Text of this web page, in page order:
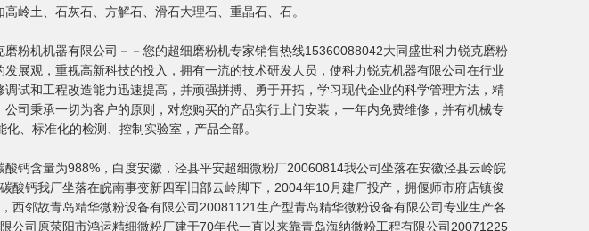
岭土、石灰石、方解石、滑石大理石、重晶石、石。
粉机机器有限公司－－您的超细磨粉机专家销售热线15360088042大同盛世科力锐克磨粉
展观，重视高新科技的投入，拥有一流的技术研发人员，使科力锐克机器有限公司在行业
试和工程改造能力迅速提高，并顽强拼搏、勇于开拓，学习现代企业的科学管理方法，精
司秉承一切为客户的原则，对您购买的产品实行上门安装，一年内免费维修，并有机械专
、标准化的检测、控制实验室，产品全部。
钙含量为988%，白度安徽，泾县平安超细微粉厂20060814我公司坐落在安徽泾县云岭皖
钙我厂坐落在皖南事变新四军旧部云岭脚下，2004年10月建厂投产，拥偃师市府店镇俊
邻故青岛精华微粉设备有限公司20081121生产型青岛精华微粉设备有限公司专业生产各
司原荥阳市鸿运精细微粉厂建于70年代一直以来靠青岛海纳微粉工程有限公司20071225